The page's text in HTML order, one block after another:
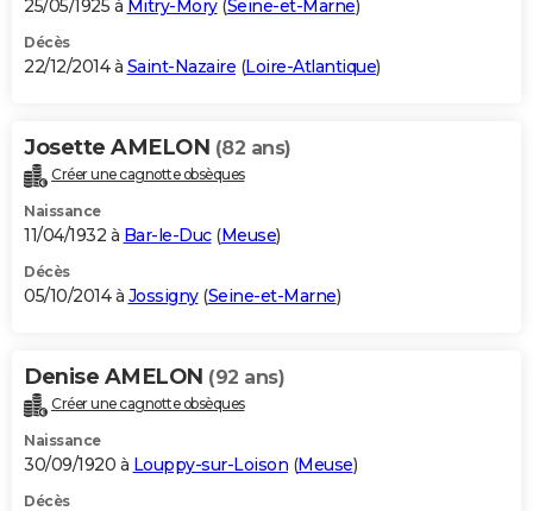
25/05/1925 à Mitry-Mory(Seine-et-Marne)
Décès
22/12/2014 à Saint-Nazaire (Loire-Atlantique)
Josette AMELON (82 ans)
Créer une cagnotte obsèques
Naissance
11/04/1932 à Bar-le-Duc(Meuse)
Décès
05/10/2014 à Jossigny(Seine-et-Marne)
Denise AMELON (92 ans)
Créer une cagnotte obsèques
Naissance
30/09/1920 à Louppy-sur-Loison (Meuse)
Décès